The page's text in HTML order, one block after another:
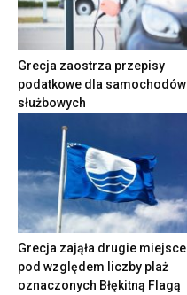
Grecja zaostrza przepisy
podatkowe dla samochodów
służbowych
Grecja zająła drugie miejsce
pod względem liczby plaż
oznaczonych Błękitną Flagą